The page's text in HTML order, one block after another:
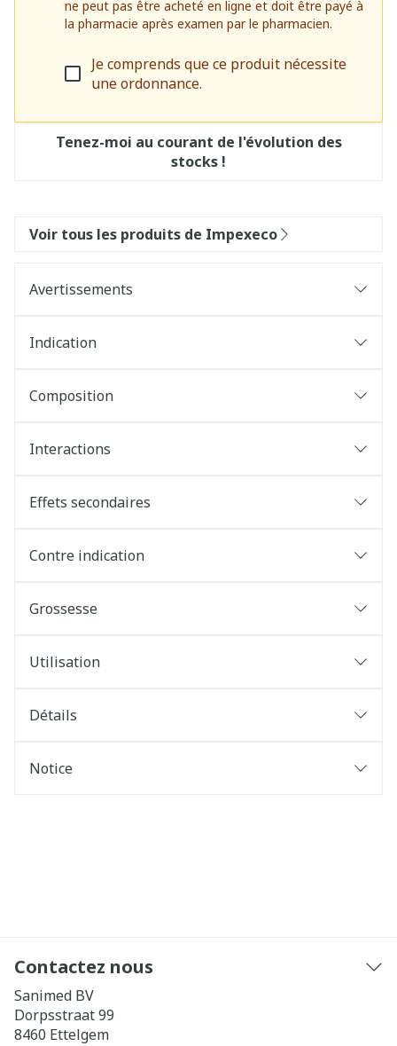
ne peut pas être acheté en ligne et doit être payé à
la pharmacie après examen par le pharmacien.
Je comprends que ce produit nécessite
une ordonnance.
Tenez-moi au courant de l'évolution des
stocks !
Voir tous les produits de Impexeco
Avertissements
Indication
Composition
Interactions
Effets secondaires
Contre indication
Grossesse
Utilisation
Détails
Notice
Contactez nous
Sanimed BV
Dorpsstraat 99
8460 Ettelgem